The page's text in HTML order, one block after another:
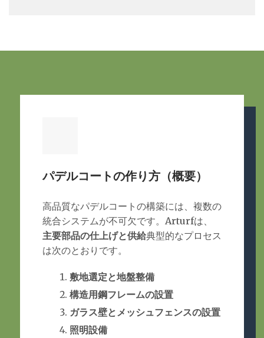
パデルコートの作り方（概要）
高品質なパデルコートの構築には、複数の
統合システムが不可欠です。Arturfは、
主要部品の仕上げと供給典型的なプロセス
は次のとおりです。
敷地選定と地盤整備
構造用鋼フレームの設置
ガラス壁とメッシュフェンスの設置
照明設備